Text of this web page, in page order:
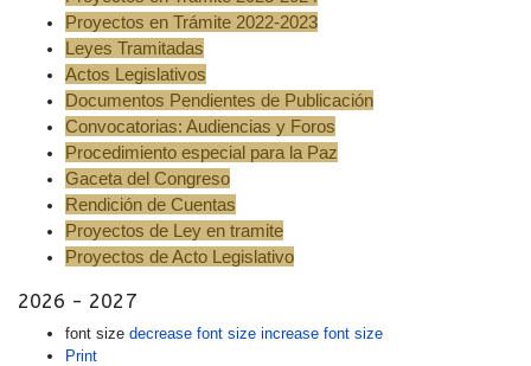
Proyectos en Trámite 2022-2023
Leyes Tramitadas
Actos Legislativos
Documentos Pendientes de Publicación
Convocatorias: Audiencias y Foros
Procedimiento especial para la Paz
Gaceta del Congreso
Rendición de Cuentas
Proyectos de Ley en tramite
Proyectos de Acto Legislativo
2026 - 2027
font size decrease font size increase font size
Print